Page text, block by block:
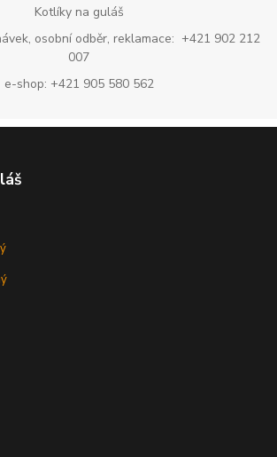
Kotlíky na guláš
osobní odběr, reklamace: +421 902 212
007
e-shop: +421 905 580 562